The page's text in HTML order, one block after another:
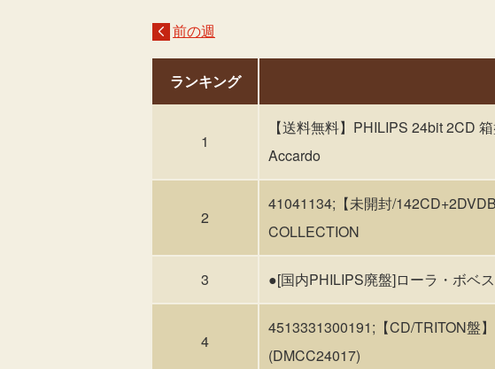
前の週
ランキング
1
【送料無料】PHILIPS 24bit 2CD
Accardo
2
41041134;【未開封/
COLLECTION
3 ●[国内PHILIPS廃盤]ローラ・ボベ
4
4513331300191;【CD/TRITON盤
(DMCC24017)